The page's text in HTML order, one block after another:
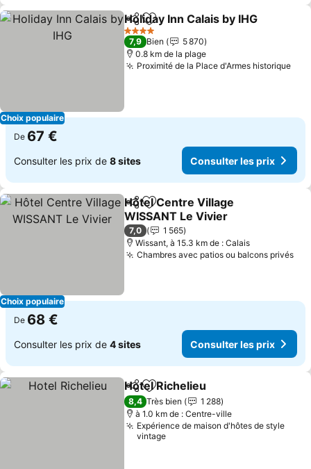
Choix populaire
PartagerAjouter à mes favoris
Holiday Inn Calais by IHG
4 Étoiles
7,9 Bien
5 870
0.8 km de la plage
Proximité de la Place d'Armes historique
De 67 €
Consulter les prix de 8 sites Consulter les prix
Choix populaire
PartagerAjouter à mes favoris
Hôtel Centre Village
WISSANT Le Vivier
7,0
1 565
Wissant, à 15.3 km de : Calais
Chambres avec patios ou balcons privés
De 68 €
Consulter les prix de 4 sites Consulter les prix
PartagerAjouter à mes favoris
Hotel Richelieu
8,4 Très bien
1 288
à 1.0 km de : Centre-ville
Expérience de maison d'hôtes de style
vintage